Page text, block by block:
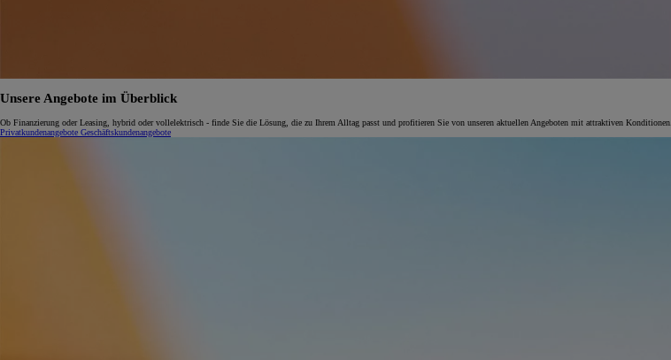
Unsere Angebote im Überblick
Ob Finanzierung oder Leasing, hybrid oder vollelektrisch - finde Sie die Lösung, die zu Ihrem Alltag passt und profitieren Sie von unseren aktuellen Angeboten mit attraktiven Konditionen.
Privatkundenangebote Geschäftskundenangebote